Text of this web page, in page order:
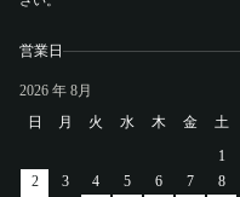
よくあるご質問・お問い合わせ
営業日
2026 年 8月
日
月 火 水 木 金
土
1
2
3 4 5 6 7
8